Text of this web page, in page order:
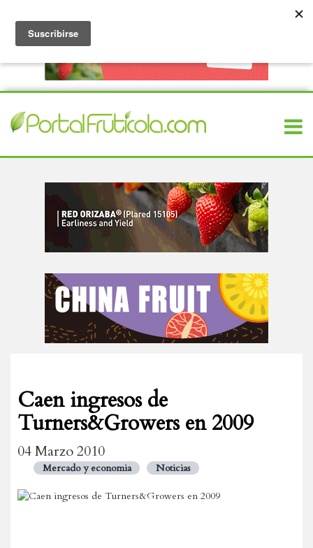
Caen ingresos de
Turners&Growers en 2009
04 Marzo 2010
Mercado y economia Noticias